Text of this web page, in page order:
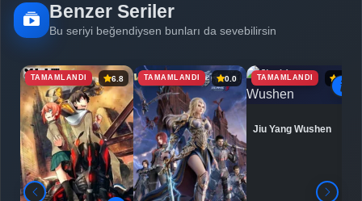
Benzer Seriler
Bu seriyi beğendiysen bunları da sevebilirsin
TAMAMLANDI 6.8 TAMAMLANDI 0.0 TAMAMLANDI 6.9
Jiu Yang Wushen